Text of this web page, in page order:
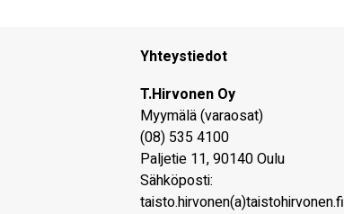
Yhteystiedot
T.Hirvonen Oy
Myymälä (varaosat)
(08) 535 4100
Paljetie 11,90140Oulu
Sähköposti:
taisto.hirvonen(a)taistohirvonen.fi